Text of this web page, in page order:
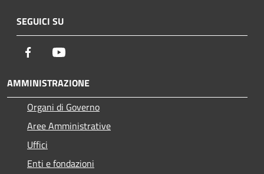
SEGUICI SU
Facebook
AMMINISTRAZIONE
Organi di Governo
Aree Amministrative
Uffici
Enti e fondazioni